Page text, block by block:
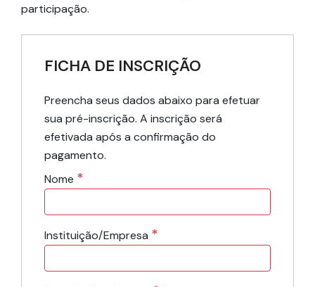
participação.
FICHA DE INSCRIÇÃO
Preencha seus dados abaixo para efetuar
sua pré-inscrição. A inscrição será
efetivada após a confirmação do
pagamento.
Nome *
Instituição/Empresa *